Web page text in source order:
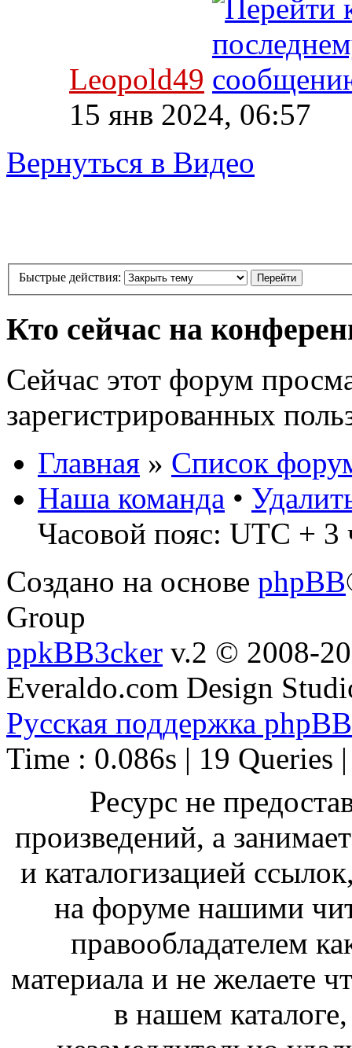
Leopold49
15 янв 2024, 06:57
Вернуться в Видео
Быстрые действия:
Кто сейчас на
Сейчас этот форум
зарегистрированных
Главная » Список
Наша команда •
Часовой пояс: UTC + 3
Создано на основе phpBB
Group
ppkBB3cker v.2 © 2008-
Everaldo.com Design
Русская поддержка phpBB
Time : 0.086s | 19 Queries
Ресурс не
произведений, а
и каталогизацией
на форуме нашими
правообладателем
материала и не желаете
в нашем